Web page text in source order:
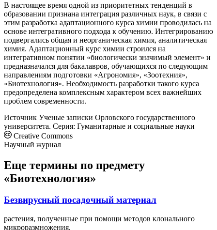
В настоящее время одной из приоритетных тенденций в
образовании признана интеграция различных наук, в связи с
этим разработка адаптационного курса химии проводилась на
основе интегративного подхода к обучению. Интегрированию
подвергались общая и неорганическая химия, аналитическая
химия. Адаптационный курс химии строился на
интегративном понятии «биологически значимый элемент» и
предназначался для бакалавров, обучающихся по следующим
направлениям подготовки «Агрономия», «Зоотехния»,
«Биотехнология». Необходимость разработки такого курса
предопределена комплексным характером всех важнейших
проблем современности.
Источник Ученые записки Орловского государственного
университета. Серия: Гуманитарные и социальные науки
Creative Commons
Научный журнал
Еще термины по предмету
«Биотехнология»
Безвирусный посадочный материал
растения, полученные при помощи методов клонального
микроразмножения.